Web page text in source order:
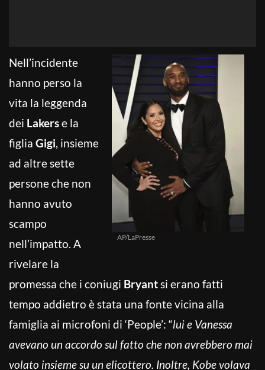
AP/LaPresse
Nell’incidente
hanno perso la
vita la leggenda
dei Lakerse la
figlia Gigi, insieme
ad altre sette
persone che non
hanno avuto
scampo
nell’impatto. A
rivelare la
promessa che i coniugi Bryantsi erano fatti
tempo addietro è stata una fonte vicina alla
famiglia ai microfoni di ‘People’: “lui e Vanessa
avevano un accordo sul fatto che non avrebbero mai
volato insieme su un elicottero. Inoltre, Kobe volava